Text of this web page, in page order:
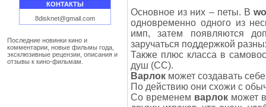
КОНТАКТЫ
8disknet@gmail.com
Последние новинки кино и
комментарии, новые фильмы года,
эксклюзивные рецензии, описания и
отзывы к кино-фильмам.
Основное из них – петы. В
одновременно одного из
имп, затем появляются
заручаться поддержкой
Также плюс класса в
душ (СС).
Варлок может создавать
По действию они схожи с
Со временем варлокможет